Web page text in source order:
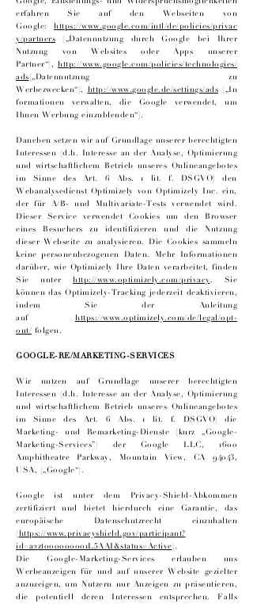
erfahren Sie auf den Webseiten von
Google: https://www.google.com/intl/de/policies/privac
y/partners („Datennutzung durch Google bei Ihrer
Nutzung von Websites oder Apps unserer
Partner“), http://www.google.com/policies/technologies/
ads(„Datennutzung zu
Werbezwecken“), http://www.google.de/settings/ads („In
formationen verwalten, die Google verwendet, um
Ihnen Werbung einzublenden“).
Daneben setzen wir auf Grundlage unserer berechtigten
Interessen (d.h. Interesse an der Analyse, Optimierung
und wirtschaftlichem Betrieb unseres Onlineangebotes
im Sinne des Art. 6 Abs. 1 lit. f. DSGVO) den
Webanalysedienst Optimizely von Optimizely Inc. ein,
der für A/B- und Multivariate-Tests verwendet wird.
Dieser Service verwendet Cookies um den Browser
eines Besuchers zu identifizieren und die Nutzung
dieser Webseite zu analysieren. Die Cookies sammeln
keine personenbezogenen Daten. Mehr Informationen
darüber, wie Optimizely Ihre Daten verarbeitet, finden
Sie unter http://www.optimizely.com/privacy. Sie
können das Optimizely-Tracking jederzeit deaktivieren,
indem Sie der Anleitung
auf https://www.optimizely.com/de/legal/opt-
out/ folgen.
GOOGLE-RE/MARKETING-SERVICES
Wir nutzen auf Grundlage unserer berechtigten
Interessen (d.h. Interesse an der Analyse, Optimierung
und wirtschaftlichem Betrieb unseres Onlineangebotes
im Sinne des Art. 6 Abs. 1 lit. f. DSGVO) die
Marketing- und Remarketing-Dienste (kurz „Google-
Marketing-Services”) der Google LLC, 1600
Amphitheatre Parkway, Mountain View, CA 94043,
USA, („Google“).
Google ist unter dem Privacy-Shield-Abkommen
zertifiziert und bietet hierdurch eine Garantie, das
europäische Datenschutzrecht einzuhalten
(https://www.privacyshield.gov/participant?
id=a2zt000000001L5AAI&status=Active).
Die Google-Marketing-Services erlauben uns
Werbeanzeigen für und auf unserer Website gezielter
anzuzeigen, um Nutzern nur Anzeigen zu präsentieren,
die potentiell deren Interessen entsprechen. Falls